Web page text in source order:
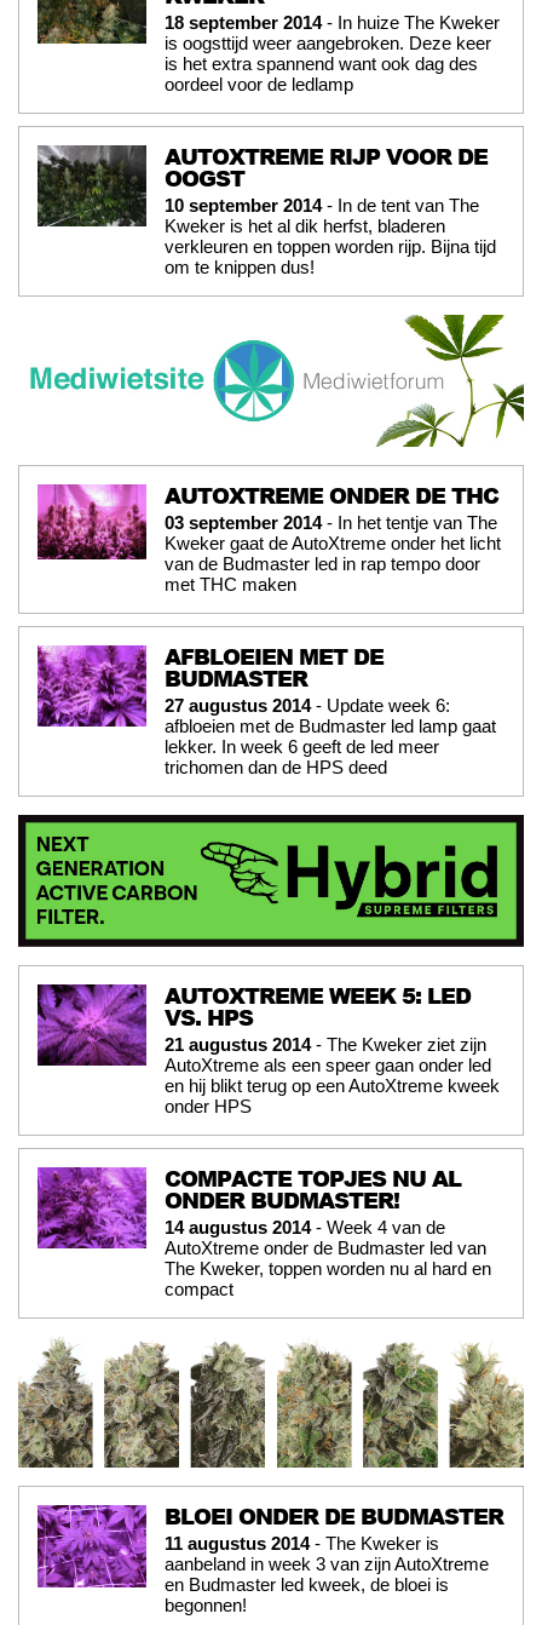
18 september 2014- In huize The Kweker
is oogsttijd weer aangebroken. Deze keer
is het extra spannend want ook dag des
oordeel voor de ledlamp
AUTOXTREME RIJP VOOR DE
OOGST
10 september 2014- In de tent van The
Kweker is het al dik herfst, bladeren
verkleuren en toppen worden rijp. Bijna tijd
om te knippen dus!
AUTOXTREME ONDER DE THC
03 september 2014- In het tentje van The
Kweker gaat de AutoXtreme onder het licht
van de Budmaster led in rap tempo door
met THC maken
AFBLOEIEN MET DE
BUDMASTER
27 augustus 2014- Update week 6:
afbloeien met de Budmaster led lamp gaat
lekker. In week 6 geeft de led meer
trichomen dan de HPS deed
AUTOXTREME WEEK 5: LED
VS. HPS
21 augustus 2014- The Kweker ziet zijn
AutoXtreme als een speer gaan onder led
en hij blikt terug op een AutoXtreme kweek
onder HPS
COMPACTE TOPJES NU AL
ONDER BUDMASTER!
14 augustus 2014- Week 4 van de
AutoXtreme onder de Budmaster led van
The Kweker, toppen worden nu al hard en
compact
BLOEI ONDER DE BUDMASTER
11 augustus 2014- The Kweker is
aanbeland in week 3 van zijn AutoXtreme
en Budmaster led kweek, de bloei is
begonnen!